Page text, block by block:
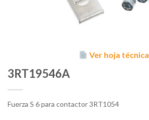
Ver hoja técnica
3RT19546A
Fuerza S 6 para contactor 3RT1054